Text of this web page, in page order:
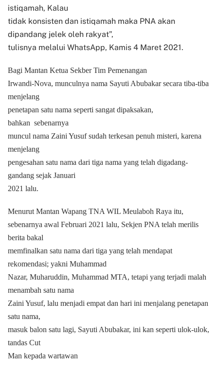
istiqamah, Kalau
tidak konsisten dan istiqamah maka PNA akan
dipandang jelek oleh rakyat”,
tulisnya melalui WhatsApp, Kamis 4 Maret 2021.
Bagi Mantan Ketua Sekber Tim Pemenangan
Irwandi-Nova, munculnya nama Sayuti Abubakar secara tiba-tiba
menjelang
penetapan satu nama seperti sangat dipaksakan,
bahkan sebenarnya
muncul nama Zaini Yusuf sudah terkesan penuh misteri, karena
menjelang
pengesahan satu nama dari tiga nama yang telah digadang-
gandang sejak Januari
2021 lalu.
Menurut Mantan Wapang TNA WIL Meulaboh Raya itu,
sebenarnya awal Februari 2021 lalu, Sekjen PNA telah merilis
berita bakal
memfinalkan satu nama dari tiga yang telah mendapat
rekomendasi; yakni Muhammad
Nazar, Muharuddin, Muhammad MTA, tetapi yang terjadi malah
menambah satu nama
Zaini Yusuf, lalu menjadi empat dan hari ini menjalang penetapan
satu nama,
masuk balon satu lagi, Sayuti Abubakar, ini kan seperti ulok-ulok,
tandas Cut
Man kepada wartawan